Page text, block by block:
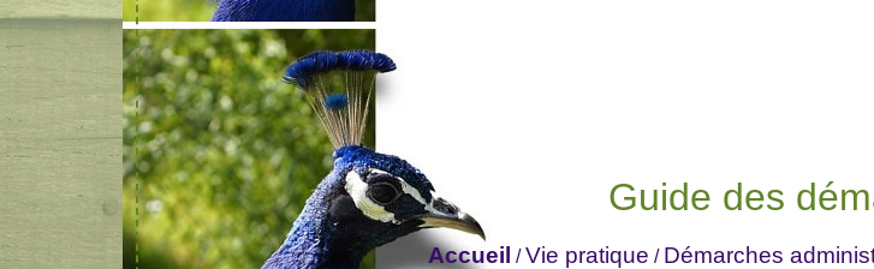
Guide des
Accueil /Vie pratique / Démarches